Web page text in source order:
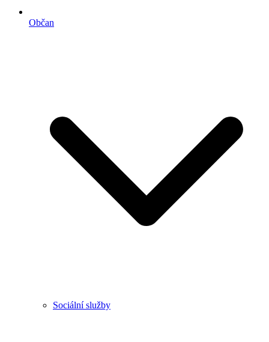
Občan
Sociální služby